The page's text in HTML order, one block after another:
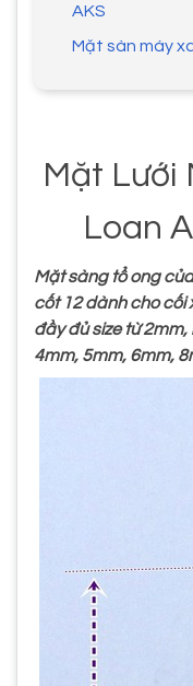
AKS
Mặt sàn máy
Mặt Lưới
Loan
Mặt sàng tổ ong
cốt 12 dành cho cối
đầy đủ size từ
4mm, 5mm, 6mm,